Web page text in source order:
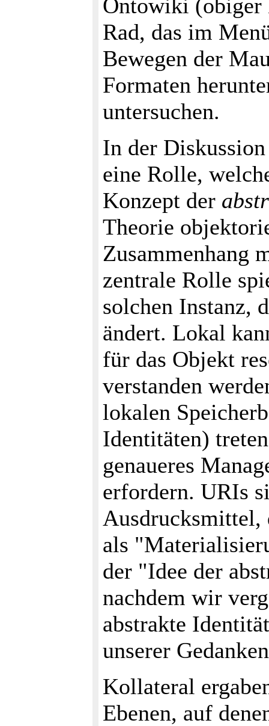
Ontowiki
Rad, das im
Bewegen der
Formaten
untersuchen.
In der
eine Rolle,
Konzept der
Theorie
Zusammenhang
zentrale Rolle
solchen Instanz,
ändert. Lokal
für das Objekt
verstanden
lokalen
Identitäten)
genaueres
erfordern. URIs
Ausdrucksmittel,
als
der "Idee der
nachdem wir
abstrakte
unserer
Kollateral
Ebenen, auf